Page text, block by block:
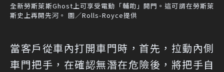
全新勞斯萊斯Ghost上可享受電動「輔助」開門。這可謂在勞斯萊
斯史上再開先河。 圖／Rolls-Royce提供
當客戶從車內打開車門時，首先，拉動內側
車門把手，在確認無潛在危險後，將把手自